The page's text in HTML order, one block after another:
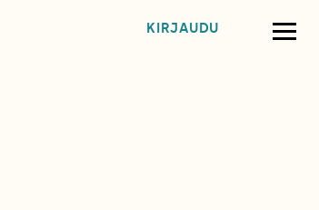
KIRJAUDU